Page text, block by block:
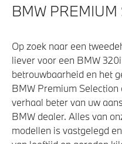
BMW PREMIUM
Op zoek naar een
liever voor een BMW
betrouwbaarheid en het
BMW Premium
verhaal beter van uw
BMW dealer. Alles van
modellen is vastgelegd